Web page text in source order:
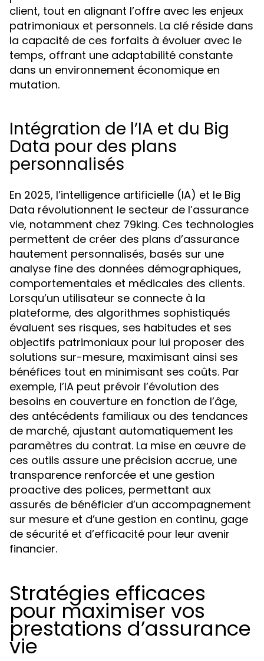
client, tout en alignant l’offre avec les enjeux
patrimoniaux et personnels. La clé réside dans
la capacité de ces forfaits à évoluer avec le
temps, offrant une adaptabilité constante
dans un environnement économique en
mutation.
Intégration de l’IA et du Big
Data pour des plans
personnalisés
En 2025, l’intelligence artificielle (IA) et le Big
Data révolutionnent le secteur de l’assurance
vie, notamment chez 79king. Ces technologies
permettent de créer des plans d’assurance
hautement personnalisés, basés sur une
analyse fine des données démographiques,
comportementales et médicales des clients.
Lorsqu’un utilisateur se connecte à la
plateforme, des algorithmes sophistiqués
évaluent ses risques, ses habitudes et ses
objectifs patrimoniaux pour lui proposer des
solutions sur-mesure, maximisant ainsi ses
bénéfices tout en minimisant ses coûts. Par
exemple, l’IA peut prévoir l’évolution des
besoins en couverture en fonction de l’âge,
des antécédents familiaux ou des tendances
de marché, ajustant automatiquement les
paramètres du contrat. La mise en œuvre de
ces outils assure une précision accrue, une
transparence renforcée et une gestion
proactive des polices, permettant aux
assurés de bénéficier d’un accompagnement
sur mesure et d’une gestion en continu, gage
de sécurité et d’efficacité pour leur avenir
financier.
Stratégies efficaces
pour maximiser vos
prestations d’assurance
vie